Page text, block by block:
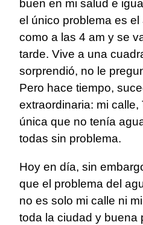
buen en mi salud e
el único problema es
como a las 4 am y se
tarde. Vive a una
sorprendió, no le
Pero hace tiempo,
extraordinaria: mi
única que no tenía
todas sin problema.
Hoy en día, sin
que el problema del
no es solo mi calle ni
toda la ciudad y buena